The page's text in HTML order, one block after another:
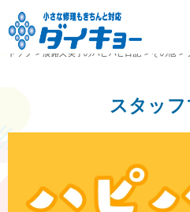
トップ
> 淡路久美子のハピハピ日記 > その他 >
スタッ